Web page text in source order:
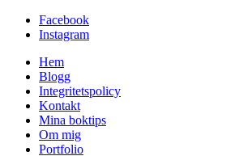
Facebook
Instagram
Hem
Blogg
Integritetspolicy
Kontakt
Mina boktips
Om mig
Portfolio